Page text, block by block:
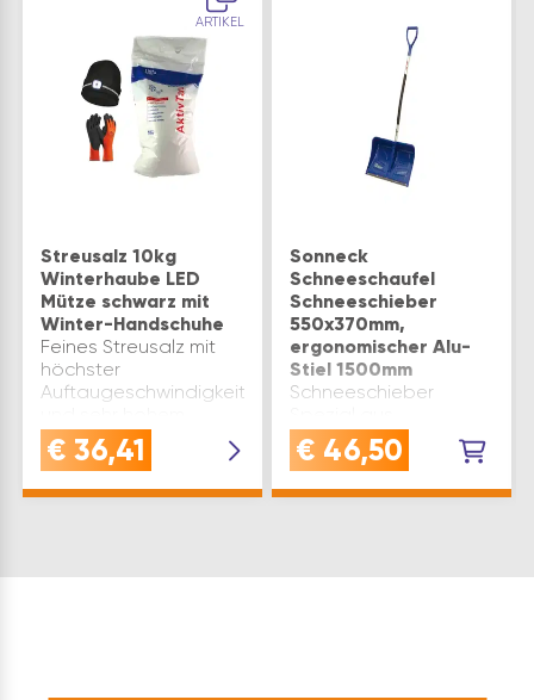
ARTIKEL
Streusalz 10kg
Winterhaube LED
Mütze schwarz mit
Winter-Handschuhe
Feines Streusalz mit
höchster
Auftaugeschwindigkeit
Reinheitsgrad - ideal
als Streumittel gegen
Streusalz - das
€ 36,41
Sonneck
Schneeschaufel
Schneeschieber
550x370mm,
ergonomischer Alu-
Stiel 1500mm
Schneeschieber
hochwertigem
Kunststoff mit doppelt
ergonomischen Alu-
€ 46,50